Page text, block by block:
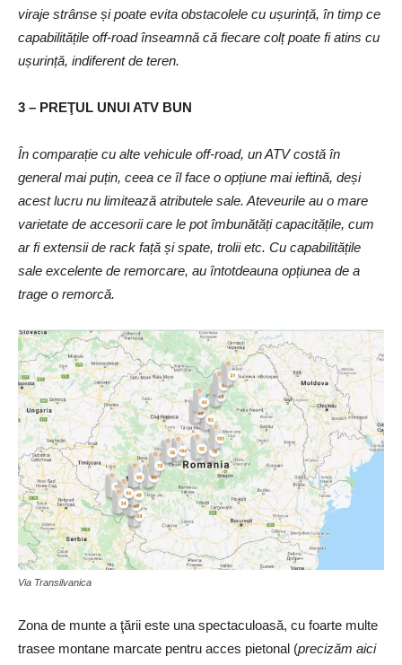
viraje strânse și poate evita obstacolele cu ușurință, în timp ce
capabilitățile off-road înseamnă că fiecare colț poate fi atins cu
ușurință, indiferent de teren.
3 – PREŢUL UNUI ATV BUN
În comparație cu alte vehicule off-road, un ATV costă în
general mai puțin, ceea ce îl face o opțiune mai ieftină, deși
acest lucru nu limitează atributele sale. Ateveurile au o mare
varietate de accesorii care le pot îmbunătăți capacitățile, cum
ar fi extensii de rack față și spate, trolii etc. Cu capabilitățile
sale excelente de remorcare, au întotdeauna opțiunea de a
trage o remorcă.
Via Transilvanica
Zona de munte a ţării este una spectaculoasă, cu foarte multe
trasee montane marcate pentru acces pietonal (precizăm aici